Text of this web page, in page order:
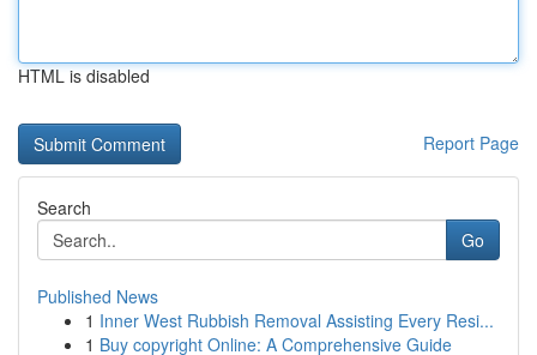
HTML is disabled
Report Page
Search
Go
Published News
1 Inner West Rubbish Removal Assisting Every Resi...
1 Buy copyright Online: A Comprehensive Guide